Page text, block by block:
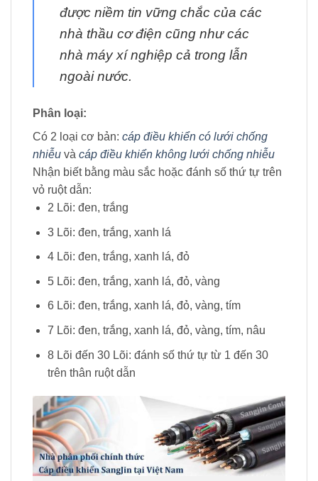
được niềm tin vững chắc của các
nhà thầu cơ điện cũng như các
nhà máy xí nghiệp cả trong lẫn
ngoài nước.
Phân loại:
Có 2 loại cơ bản: cáp điều khiển có lưới chống
nhiễu và cáp điều khiển không lưới chống nhiễu
Nhận biết bằng màu sắc hoặc đánh số thứ tự trên
vỏ ruột dẫn:
2 Lõi: đen, trắng
3 Lõi: đen, trắng, xanh lá
4 Lõi: đen, trắng, xanh lá, đỏ
5 Lõi: đen, trắng, xanh lá, đỏ, vàng
6 Lõi: đen, trắng, xanh lá, đỏ, vàng, tím
7 Lõi: đen, trắng, xanh lá, đỏ, vàng, tím, nâu
8 Lõi đến 30 Lõi: đánh số thứ tự từ 1 đến 30
trên thân ruột dẫn